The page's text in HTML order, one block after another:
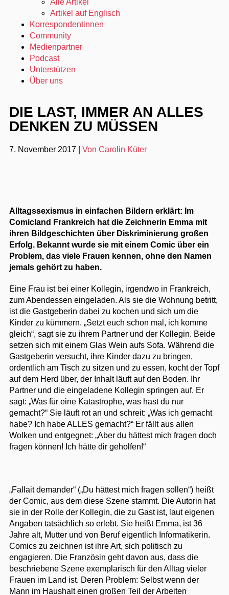
Artikel auf Englisch
Korrespondentinnen
Community
Medienpartner
Podcast
Unterstützen
Über uns
DIE LAST, IMMER AN ALLES
DENKEN ZU MÜSSEN
7. November 2017 Von Carolin Küter
Alltagssexismus in einfachen Bildern erklärt: Im
Comicland Frankreich hat die Zeichnerin Emma mit
ihren Bildgeschichten über Diskriminierung großen
Erfolg. Bekannt wurde sie mit einem Comic über ein
Problem, das viele Frauen kennen, ohne den Namen
jemals gehört zu haben.
Eine Frau ist bei einer Kollegin, irgendwo in Frankreich,
zum Abendessen eingeladen. Als sie die Wohnung betritt,
ist die Gastgeberin dabei zu kochen und sich um die
Kinder zu kümmern. „Setzt euch schon mal, ich komme
gleich“, sagt sie zu ihrem Partner und der Kollegin. Beide
setzen sich mit einem Glas Wein aufs Sofa. Während die
Gastgeberin versucht, ihre Kinder dazu zu bringen,
ordentlich am Tisch zu sitzen und zu essen, kocht der Topf
auf dem Herd über, der Inhalt läuft auf den Boden. Ihr
Partner und die eingeladene Kollegin springen auf. Er
sagt: „Was für eine Katastrophe, was hast du nur
gemacht?“ Sie läuft rot an und schreit: „Was ich gemacht
habe? Ich habe ALLES gemacht?“ Er fällt aus allen
Wolken und entgegnet: „Aber du hättest mich fragen doch
fragen können! Ich hätte dir geholfen!“
„Fallait demander“ („Du hättest mich fragen sollen“) heißt
der Comic, aus dem diese Szene stammt. Die Autorin hat
sie in der Rolle der Kollegin, die zu Gast ist, laut eigenen
Angaben tatsächlich so erlebt. Sie heißt Emma, ist 36
Jahre alt, Mutter und von Beruf eigentlich Informatikerin.
Comics zu zeichnen ist ihre Art, sich politisch zu
engagieren. Die Französin geht davon aus, dass die
beschriebene Szene exemplarisch für den Alltag vieler
Frauen im Land ist. Deren Problem: Selbst wenn der
Mann im Haushalt einen großen Teil der Arbeiten